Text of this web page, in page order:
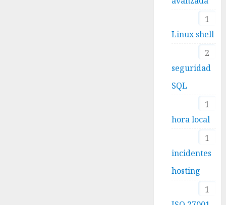
1
Linux shell
2
seguridad
SQL
1
hora local
1
incidentes
hosting
1